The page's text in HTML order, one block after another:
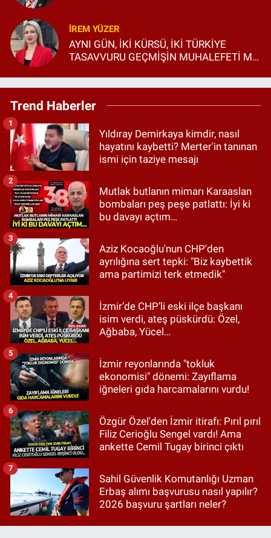
İREM YÜZER
AYNI GÜN, İKİ KÜRSÜ, İKİ TÜRKİYE
TASAVVURU GEÇMİŞİN MUHALEFETİ Mİ,
Trend Haberler
Yıldıray Demirkaya kimdir, nasıl
hayatını kaybetti? Merter'in tanınan
ismi için taziye mesajı
1
Mutlak butlanın mimarı Karaaslan
bombaları peş peşe patlattı: İyi ki
bu davayı açtım…
2
Aziz Kocaoğlu'nun CHP'den
ayrılığına sert tepki: "Biz kaybettik
ama partimizi terk etmedik"
3
İzmir’de CHP’li eski ilçe başkanı
isim verdi, ateş püskürdü: Özel,
Ağbaba, Yücel…
4
İzmir reyonlarında "tokluk
ekonomisi" dönemi: Zayıflama
iğneleri gıda harcamalarını vurdu!
5
Özgür Özel'den İzmir itirafı: Pırıl pırıl
Filiz Cerioğlu Sengel vardı! Ama
ankette Cemil Tugay birinci çıktı
6
Sahil Güvenlik Komutanlığı Uzman
Erbaş alımı başvurusu nasıl yapılır?
2026 başvuru şartları neler?
7